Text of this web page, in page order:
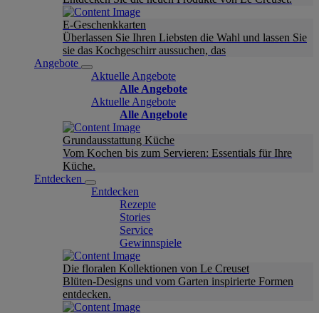
E-Geschenkkarten
Überlassen Sie Ihren Liebsten die Wahl und lassen Sie
sie das Kochgeschirr aussuchen, das
Angebote
Aktuelle Angebote
Alle Angebote
Aktuelle Angebote
Alle Angebote
Grundausstattung Küche
Vom Kochen bis zum Servieren: Essentials für Ihre
Küche.
Entdecken
Entdecken
Rezepte
Stories
Service
Gewinnspiele
Die floralen Kollektionen von Le Creuset
Blüten-Designs und vom Garten inspirierte Formen
entdecken.